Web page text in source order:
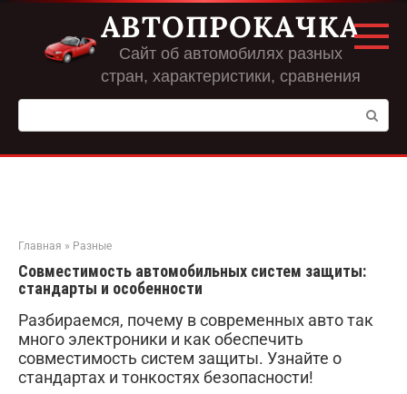
Перейти
контенту
АВТОПРОКАЧКА
Сайт об автомобилях разных
стран, характеристики, сравнения
Поиск:
Главная » Разные
Совместимость автомобильных систем защиты:
стандарты и особенности
Разбираемся, почему в современных авто так
много электроники и как обеспечить
совместимость систем защиты. Узнайте о
стандартах и тонкостях безопасности!